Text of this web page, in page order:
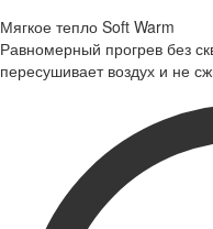
Мягкое тепло Soft Warm
Равномерный прогрев без
пересушивает воздух и не